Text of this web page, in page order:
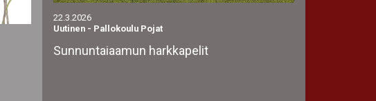
22.3.2026
Uutinen - Pallokoulu Pojat
Sunnuntaiaamun harkkapelit